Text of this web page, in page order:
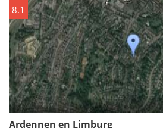
8.1
Ardennen en Limburg